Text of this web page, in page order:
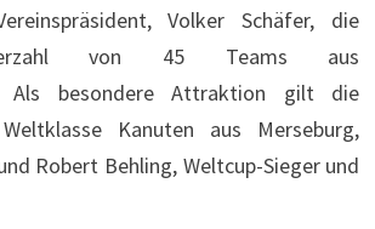
Volker Schäfer, die
von 45 Teams aus
Als besondere Attraktion gilt die
Kanuten aus Merseburg,
Robert Behling, Weltcup-Sieger und